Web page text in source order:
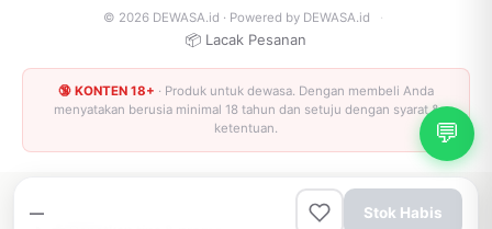
— Stok Habis
💬
© 2026 DEWASA.id · Powered by DEWASA.id ·
📦 Lacak Pesanan
🔞 KONTEN 18+ · Produk untuk dewasa. Dengan membeli Anda
menyatakan berusia minimal 18 tahun dan setuju dengan syarat &
ketentuan.